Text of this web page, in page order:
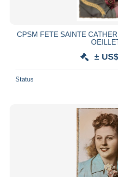
CPSM FETE SAINTE
±
Status